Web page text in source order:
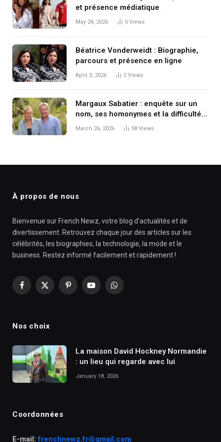
et présence médiatique
May 24, 2026 5 Views
Béatrice Vonderweidt : Biographie,
parcours et présence en ligne
April 3, 2026 2Views
Margaux Sabatier : enquête sur un
nom, ses homonymes et la difficulté
de savoir « qui est qui » à l’ère
March 26, 2026 58 Views
À propos de nous
Bienvenue sur French Newz, votre blog d’actualités et de
divertissement. Retrouvez chaque jour des articles sur les
célébrités, les biographies, la technologie, la mode et le
business. Restez informé facilement et rapidement !
Facebook
X
PinterestYouTubeWhatsApp
Nos choix
La maison David Hockney Normandie
: un lieu qui regarde avec lui
January 18, 2026
Coordonnées
E-mail:frenchnewz.fr@gmail.com